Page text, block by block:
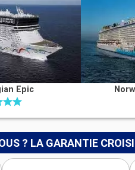
Epic
? LA GARANTIE